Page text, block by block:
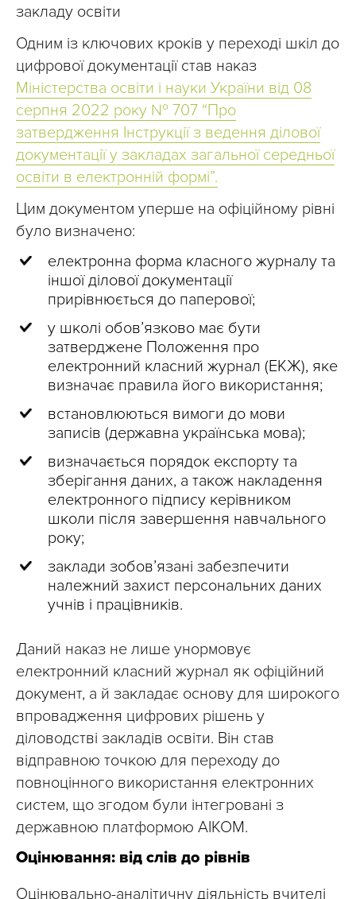
закладу освіти
Одним із ключових кроків у переході шкіл до
цифрової документації став наказ
Міністерства освіти і науки України від 08
серпня 2022 року № 707 “Про
затвердження Інструкції з ведення ділової
документації у закладах загальної середньої
освіти в електронній формі”.
Цим документом уперше на офіційному рівні
було визначено:
електронна форма класного журналу та
іншої ділової документації
прирівнюється до паперової;
у школі обов’язково має бути
затверджене Положення про
електронний класний журнал (ЕКЖ), яке
визначає правила його використання;
встановлюються вимоги до мови
записів (державна українська мова);
визначається порядок експорту та
зберігання даних, а також накладення
електронного підпису керівником
школи після завершення навчального
року;
заклади зобов’язані забезпечити
належний захист персональних даних
учнів і працівників.
Даний наказ не лише унормовує
електронний класний журнал як офіційний
документ, а й закладає основу для широкого
впровадження цифрових рішень у
діловодстві закладів освіти. Він став
відправною точкою для переходу до
повноцінного використання електронних
систем, що згодом були інтегровані з
державною платформою АІКОМ.
Оцінювання: від слів до рівнів
Оцінювально-аналітичну діяльність вчителі